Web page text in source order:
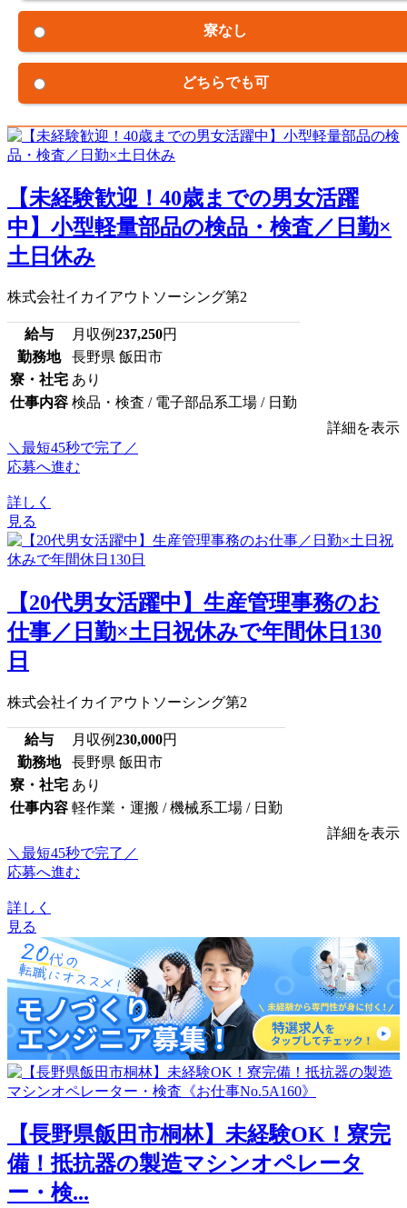
寮なし
どちらでも可
【未経験歓迎！40歳までの男女活躍
中】小型軽量部品の検品・検査／日勤×
土日休み
株式会社イカイアウトソーシング第2
給与 月収例237,250円
勤務地
長野県 飯田市
寮・社宅 あり
仕事内容 検品・検査 / 電子部品系工場 / 日勤
詳細を表示
＼最短45秒で完了／
応募へ進む
詳しく
見る
【20代男女活躍中】生産管理事務のお
仕事／日勤×土日祝休みで年間休日130
日
株式会社イカイアウトソーシング第2
給与 月収例230,000円
勤務地
長野県 飯田市
寮・社宅 あり
仕事内容 軽作業・運搬 / 機械系工場 / 日勤
詳細を表示
＼最短45秒で完了／
応募へ進む
詳しく
見る
【長野県飯田市桐林】未経験OK！寮完
備！抵抗器の製造マシンオペレータ
ー・検...